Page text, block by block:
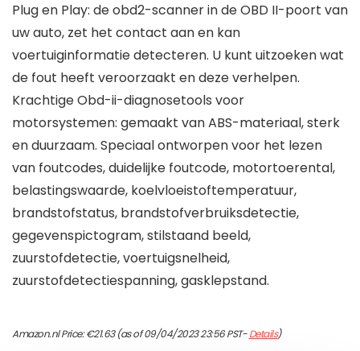
Plug en Play: de obd2-scanner in de OBD II-poort van
uw auto, zet het contact aan en kan
voertuiginformatie detecteren. U kunt uitzoeken wat
de fout heeft veroorzaakt en deze verhelpen.
Krachtige Obd-ii-diagnosetools voor
motorsystemen: gemaakt van ABS-materiaal, sterk
en duurzaam. Speciaal ontworpen voor het lezen
van foutcodes, duidelijke foutcode, motortoerental,
belastingswaarde, koelvloeistoftemperatuur,
brandstofstatus, brandstofverbruiksdetectie,
gegevenspictogram, stilstaand beeld,
zuurstofdetectie, voertuigsnelheid,
zuurstofdetectiespanning, gasklepstand.
Amazon.nl Price:€21.63(as of 09/04/2023 23:56 PST-Details)